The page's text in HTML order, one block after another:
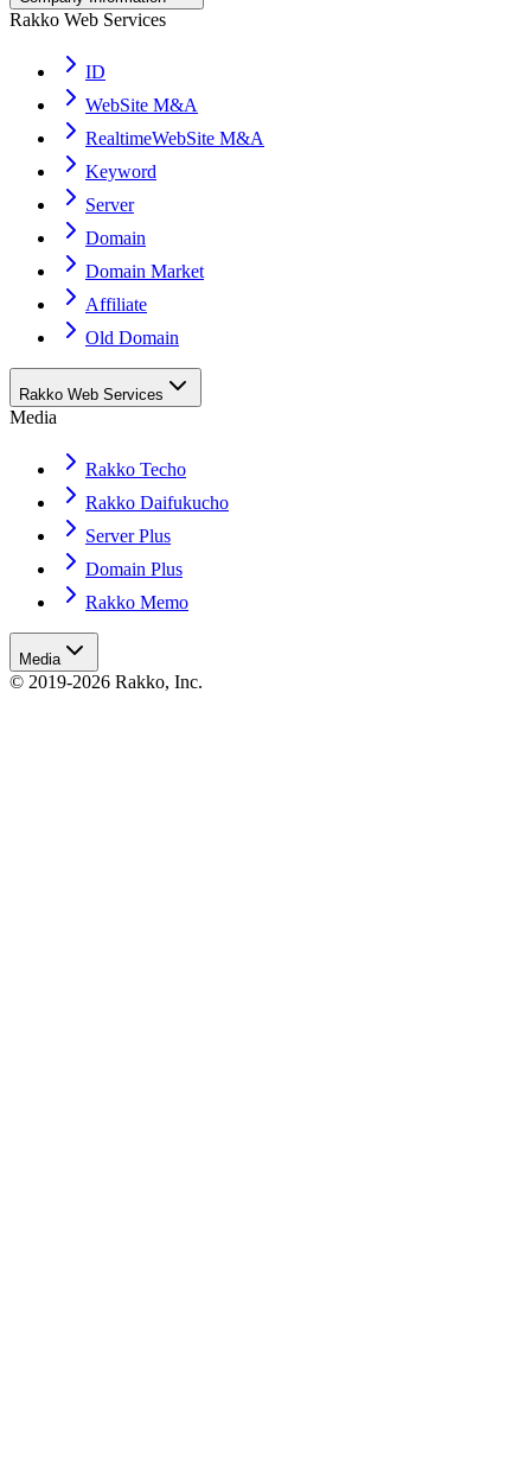
Rakko Web Services
ID
WebSite M&A
RealtimeWebSite M&A
Keyword
Server
Domain
Domain Market
Affiliate
Old Domain
Rakko Web Services
Media
Rakko Techo
Rakko Daifukucho
Server Plus
Domain Plus
Rakko Memo
Media
© 2019-2026 Rakko, Inc.